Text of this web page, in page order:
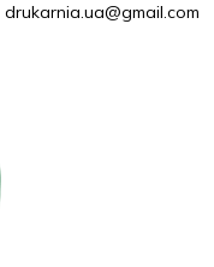
drukarnia.ua@gmail.com